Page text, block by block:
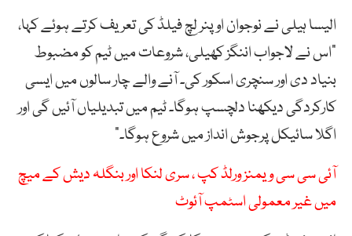
الیسا ہیلی نے نوجوان اوپنر لِچ فیلڈ کی تعریف کرتے ہوئے کہا،
“اس نے لاجواب اننگز کھیلی، شروعات میں ٹیم کو مضبوط
بنیاد دی اور سنچری اسکور کی۔ آنے والے چار سالوں میں ایسی
کارکردگی دیکھنا دلچسپ ہوگا۔ ٹیم میں تبدیلیاں آئیں گی اور
اگلا سائیکل پرجوش انداز میں شروع ہوگا۔”
آئی سی سی ویمنز ورلڈ کپ ، سری لنکا اور بنگلہ دیش کے میچ
میں غیر معمولی اسٹمپ آئوٹ